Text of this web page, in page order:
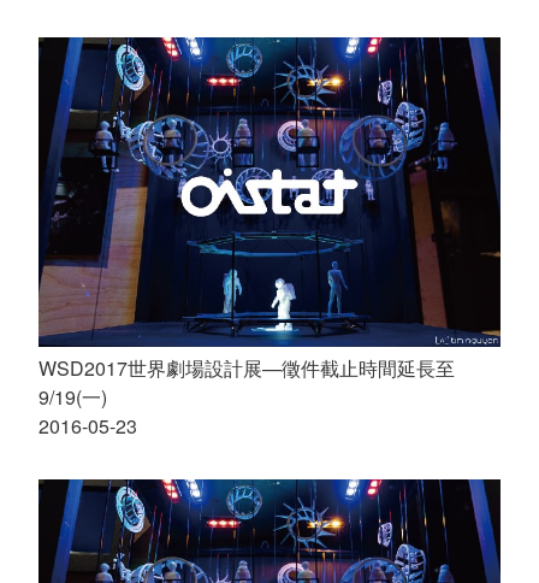
WSD2017世界劇場設計展—徵件截止時間延長至
9/19(一)
2016-05-23